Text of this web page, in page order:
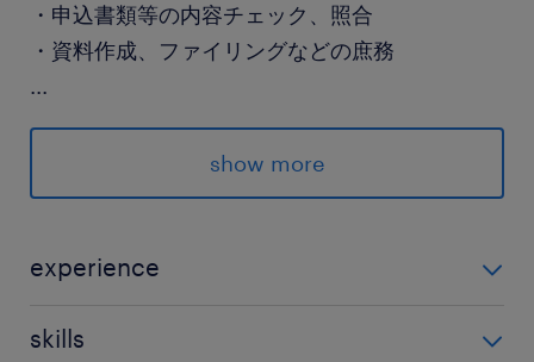
・申込書類等の内容チェック、照合
・資料作成、ファイリングなどの庶務
...
＝・＝・＝・＝・＝・＝
40代〜50代のスタッフも多数活躍中★
派遣先の特徴
ともに高く、派遣期間終了後は直雇用の契約社員
show more
experience
のキャリアチェンジ歓迎！） （ブランクがある方も大
skills